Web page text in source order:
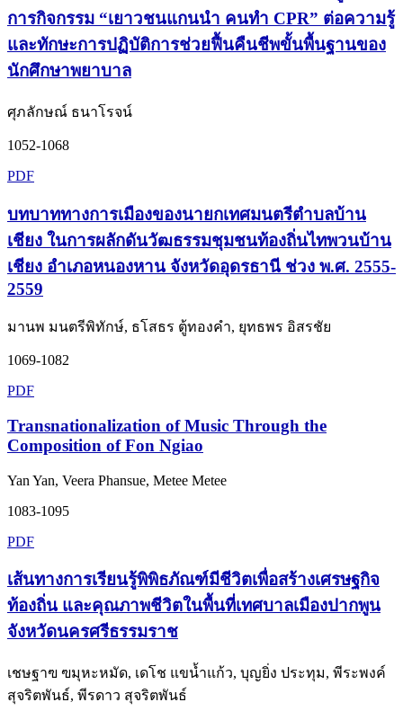
การกิจกรรม “เยาวชนแกนนำ คนทำ CPR” ต่อความรู้
และทักษะการปฏิบัติการช่วยฟื้นคืนชีพขั้นพื้นฐานของ
นักศึกษาพยาบาล
ศุภลักษณ์ ธนาโรจน์
1052-1068
PDF
บทบาททางการเมืองของนายกเทศมนตรีตำบลบ้าน
เชียง ในการผลักดันวัฒธรรมชุมชนท้องถิ่นไทพวนบ้าน
เชียง อำเภอหนองหาน จังหวัดอุดรธานี ช่วง พ.ศ. 2555-
2559
มานพ มนตรีพิทักษ์, ธโสธร ตู้ทองคำ, ยุทธพร อิสรชัย
1069-1082
PDF
Transnationalization of Music Through the
Composition of Fon Ngiao
Yan Yan, Veera Phansue, Metee Metee
1083-1095
PDF
เส้นทางการเรียนรู้พิพิธภัณฑ์มีชีวิตเพื่อสร้างเศรษฐกิจ
ท้องถิ่น และคุณภาพชีวิตในพื้นที่เทศบาลเมืองปากพูน
จังหวัดนครศรีธรรมราช
เชษฐาฃ ฃมุหะหมัด, เดโช แขน้ำแก้ว, บุญยิ่ง ประทุม, พีระพงค์
สุจริตพันธ์, พีรดาว สุจริตพันธ์